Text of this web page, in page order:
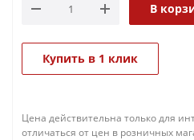
В
Купить в 1 клик
Цена действительна только для
отличаться от цен в розничных